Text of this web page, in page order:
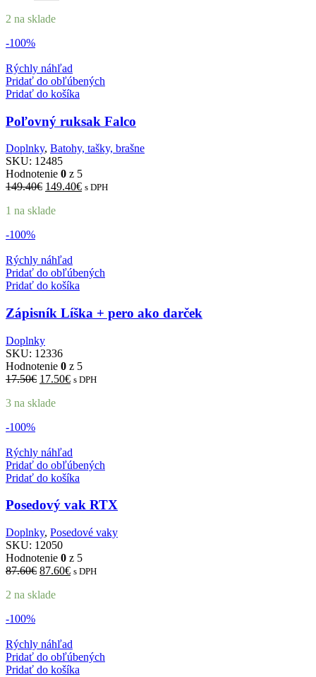
bola:
2 na sklade
-100%
Rýchly náhľad
Pridať do obľúbených
Pridať do košíka
Poľovný ruksak Falco
Doplnky, Batohy, tašky, brašne
SKU: 12485
Hodnotenie 0 z 5
149.40€ Pôvodná
bola:
149.40€Aktuálna
s DPH
1 na sklade
-100%
Rýchly náhľad
Pridať do obľúbených
Pridať do košíka
Zápisník Líška + pero ako darček
Doplnky
SKU: 12336
Hodnotenie 0 z 5
17.50€ Pôvodná
bola:
17.50€Aktuálna
s DPH
3 na sklade
-100%
Rýchly náhľad
Pridať do obľúbených
Pridať do košíka
Posedový vak RTX
Doplnky, Posedové vaky
SKU: 12050
Hodnotenie 0 z 5
87.60€ Pôvodná
bola:
87.60€Aktuálna
s DPH
2 na sklade
-100%
Rýchly náhľad
Pridať do obľúbených
Pridať do košíka